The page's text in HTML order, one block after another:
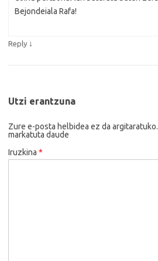
Bejondeiala Rafa!
Reply ↓
Utzi erantzuna
Zure e-posta helbidea ez da argitaratuko.
markatuta daude
Iruzkina *